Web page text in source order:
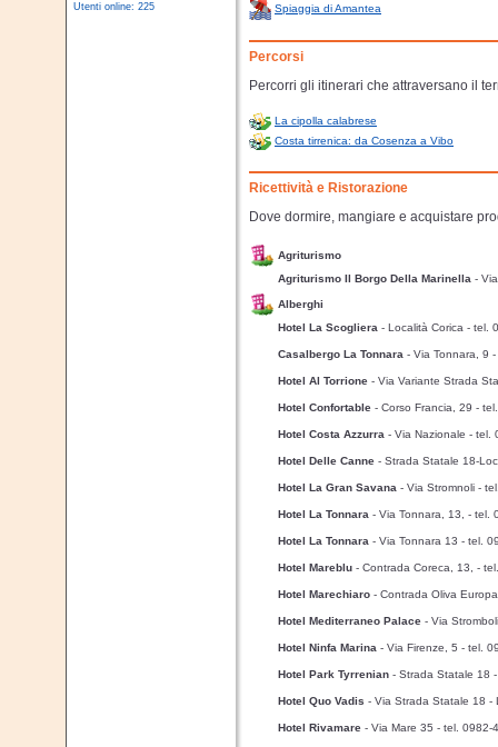
Utenti online: 225
Spiaggia di Amantea
Percorsi
Percorri gli itinerari che attraversano il
La cipolla calabrese
Costa tirrenica: da Cosenza a Vibo
Ricettività e Ristorazione
Dove dormire, mangiare e acquistare
Agriturismo
Agriturismo Il Borgo Della Marinella -
Alberghi
Hotel La Scogliera - Località Corica - tel.
Casalbergo La Tonnara - Via Tonnara, 9 -
Hotel Al Torrione - Via Variante Strada
Hotel Confortable - Corso Francia, 29 -
Hotel Costa Azzurra - Via Nazionale - tel.
Hotel Delle Canne - Strada Statale 18-
Hotel La Gran Savana - Via Stromnoli -
Hotel La Tonnara - Via Tonnara, 13, - tel.
Hotel La Tonnara - Via Tonnara 13 - tel.
Hotel Mareblu - Contrada Coreca, 13, -
Hotel Marechiaro - Contrada Oliva
Hotel Mediterraneo Palace - Via
Hotel Ninfa Marina - Via Firenze, 5 - tel.
Hotel Park Tyrrenian - Strada Statale 18
Hotel Quo Vadis - Via Strada Statale 18 -
Hotel Rivamare - Via Mare 35 - tel. 0982-